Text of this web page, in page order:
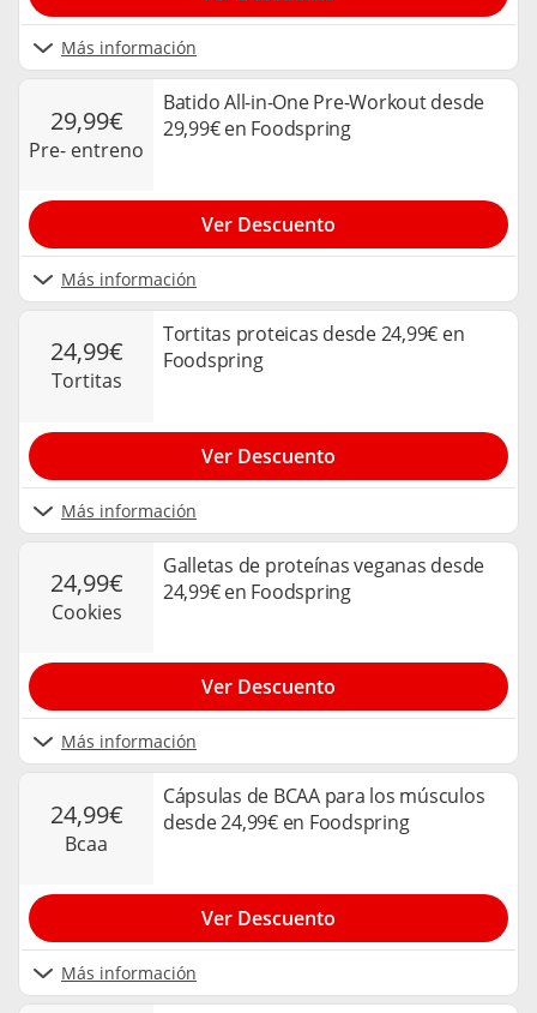
Más información
29,99€
pre- entreno
Batido All-in-One Pre-Workout desde
29,99€ en Foodspring
Más información
Ver Descuento
24,99€
tortitas
Tortitas proteicas desde 24,99€ en
Foodspring
Más información
Ver Descuento
24,99€
cookies
Galletas de proteínas veganas desde
24,99€ en Foodspring
Más información
Ver Descuento
24,99€
bcaa
Cápsulas de BCAA para los músculos
desde 24,99€ en Foodspring
Más información
Ver Descuento